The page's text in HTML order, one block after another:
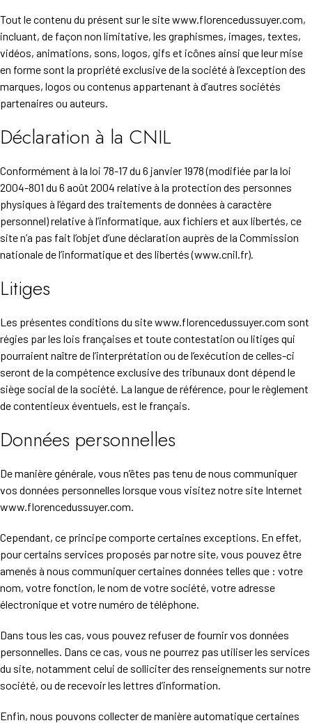
Tout le contenu du présent sur le site www.florencedussuyer.com,
incluant, de façon non limitative, les graphismes, images, textes,
vidéos, animations, sons, logos, gifs et icônes ainsi que leur mise
en forme sont la propriété exclusive de la société à l’exception des
marques, logos ou contenus appartenant à d’autres sociétés
partenaires ou auteurs.
Déclaration à la CNIL
Conformément à la loi 78-17 du 6 janvier 1978 (modifiée par la loi
2004-801 du 6 août 2004 relative à la protection des personnes
physiques à l’égard des traitements de données à caractère
personnel) relative à l’informatique, aux fichiers et aux libertés, ce
site n’a pas fait l’objet d’une déclaration auprès de la Commission
nationale de l’informatique et des libertés (www.cnil.fr).
Litiges
Les présentes conditions du site www.florencedussuyer.com sont
régies par les lois françaises et toute contestation ou litiges qui
pourraient naître de l’interprétation ou de l’exécution de celles-ci
seront de la compétence exclusive des tribunaux dont dépend le
siège social de la société. La langue de référence, pour le règlement
de contentieux éventuels, est le français.
Données personnelles
De manière générale, vous n’êtes pas tenu de nous communiquer
vos données personnelles lorsque vous visitez notre site Internet
www.florencedussuyer.com.
Cependant, ce principe comporte certaines exceptions. En effet,
pour certains services proposés par notre site, vous pouvez être
amenés à nous communiquer certaines données telles que : votre
nom, votre fonction, le nom de votre société, votre adresse
électronique et votre numéro de téléphone.
Dans tous les cas, vous pouvez refuser de fournir vos données
personnelles. Dans ce cas, vous ne pourrez pas utiliser les services
du site, notamment celui de solliciter des renseignements sur notre
société, ou de recevoir les lettres d’information.
Enfin, nous pouvons collecter de manière automatique certaines